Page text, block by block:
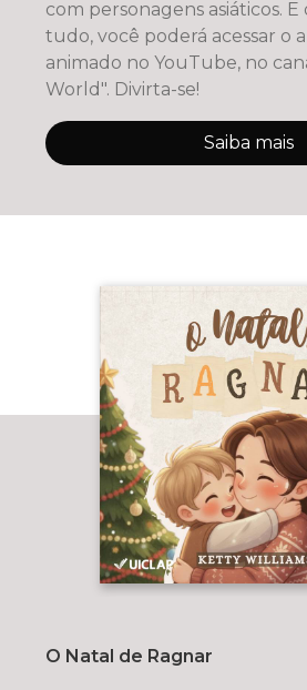
com personagens asiáticos.
tudo, você poderá acessar o
animado no YouTube, no
World". Divirta-se!
Saiba mais
O Natal de Ragnar